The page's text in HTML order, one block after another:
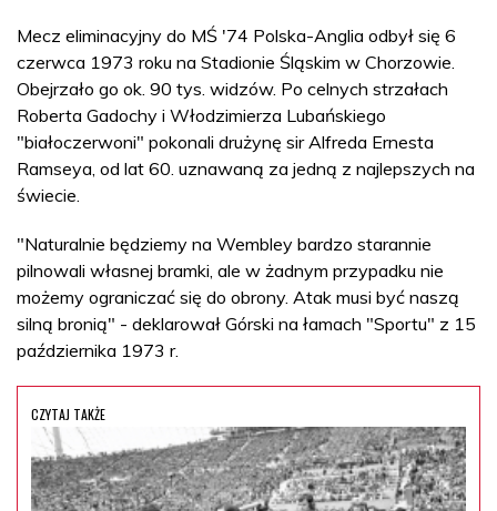
Mecz eliminacyjny do MŚ '74 Polska-Anglia odbył się 6
czerwca 1973 roku na Stadionie Śląskim w Chorzowie.
Obejrzało go ok. 90 tys. widzów. Po celnych strzałach
Roberta Gadochy i Włodzimierza Lubańskiego
"białoczerwoni" pokonali drużynę sir Alfreda Ernesta
Ramseya, od lat 60. uznawaną za jedną z najlepszych na
świecie.
"Naturalnie będziemy na Wembley bardzo starannie
pilnowali własnej bramki, ale w żadnym przypadku nie
możemy ograniczać się do obrony. Atak musi być naszą
silną bronią" - deklarował Górski na łamach "Sportu" z 15
października 1973 r.
CZYTAJ TAKŻE